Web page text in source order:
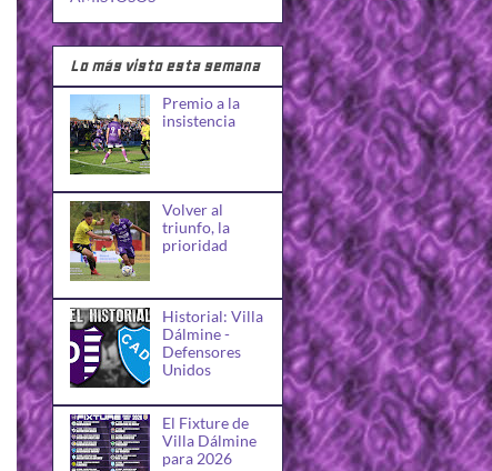
Lo más visto esta semana
Premio a la
insistencia
Volver al
triunfo, la
prioridad
Historial: Villa
Dálmine -
Defensores
Unidos
El Fixture de
Villa Dálmine
para 2026